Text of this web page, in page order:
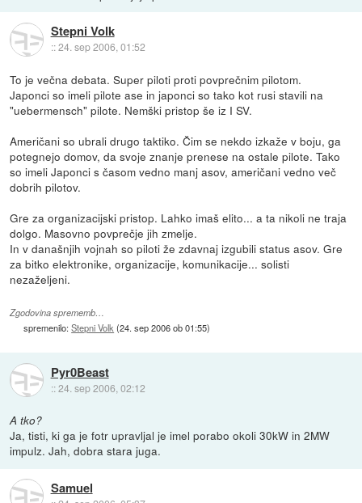
Stepni Volk
::24. sep 2006, 01:52
To je večna debata. Super piloti proti povprečnim pilotom.
Japonci so imeli pilote ase in japonci so tako kot rusi stavili na
"uebermensch" pilote. Nemški pristop še iz I SV.
Američani so ubrali drugo taktiko. Čim se nekdo izkaže v boju, ga
potegnejo domov, da svoje znanje prenese na ostale pilote. Tako
so imeli Japonci s časom vedno manj asov, američani vedno več
dobrih pilotov.
Gre za organizacijski pristop. Lahko imaš elito... a ta nikoli ne traja
dolgo. Masovno povprečje jih zmelje.
In v današnjih vojnah so piloti že zdavnaj izgubili status asov. Gre
za bitko elektronike, organizacije, komunikacije... solisti
nezaželjeni.
Zgodovina sprememb…
spremenilo:Stepni Volk(24. sep 2006 ob 01:55)
Pyr0Beast
::24. sep 2006, 02:12
A tko?
Ja, tisti, ki ga je fotr upravljal je imel porabo okoli 30kW in 2MW
impulz. Jah, dobra stara juga.
Samuel